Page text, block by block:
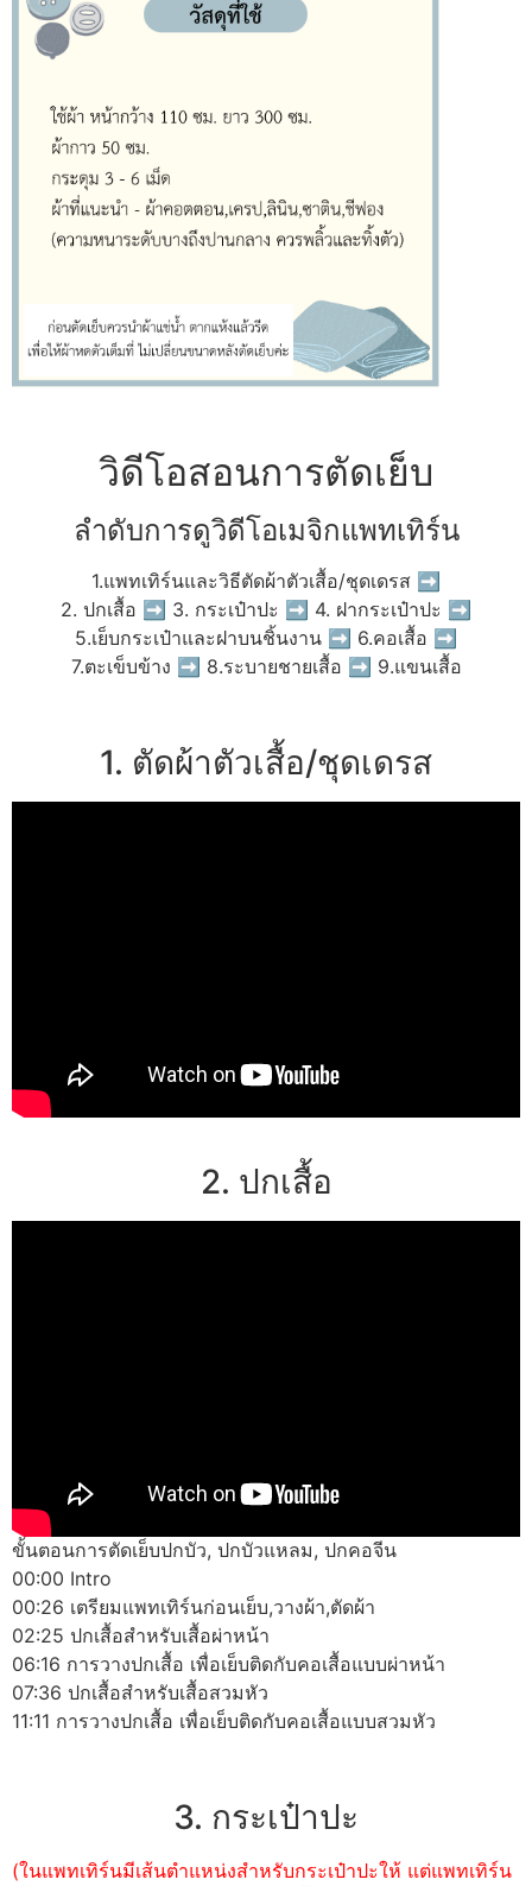
วิดีโอสอนการตัดเย็บ
ลำดับการดูวิดีโอเมจิกแพทเทิร์น
1.แพทเทิร์นและวิธีตัดผ้าตัวเสื้อ/ชุดเดรส ➡
2. ปกเสื้อ ➡ 3. กระเป๋าปะ ➡ 4. ฝากระเป๋าปะ ➡
5.เย็บกระเป๋าและฝาบนชิ้นงาน ➡ 6.คอเสื้อ ➡
7.ตะเข็บข้าง ➡ 8.ระบายชายเสื้อ ➡ 9.แขนเสื้อ
1. ตัดผ้าตัวเสื้อ/ชุดเดรส
2. ปกเสื้อ
ขั้นตอนการตัดเย็บปกบัว, ปกบัวแหลม, ปกคอจีน
00:00 Intro
00:26 เตรียมแพทเทิร์นก่อนเย็บ,วางผ้า,ตัดผ้า
02:25 ปกเสื้อสำหรับเสื้อผ่าหน้า
06:16 การวางปกเสื้อ เพื่อเย็บติดกับคอเสื้อแบบผ่าหน้า
07:36 ปกเสื้อสำหรับเสื้อสวมหัว
11:11 การวางปกเสื้อ เพื่อเย็บติดกับคอเสื้อแบบสวมหัว
3. กระเป๋าปะ
(ในแพทเทิร์นมีเส้นตำแหน่งสำหรับกระเป๋าปะให้ แต่แพทเทิร์น